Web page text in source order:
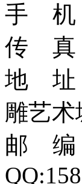
手 机
传 真
地 址
雕艺术
邮 编